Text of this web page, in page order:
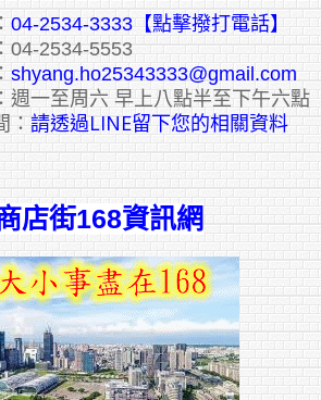
04-2534-3333 【點擊撥打電話】
04-2534-5553
shyang.ho25343333@gmail.com
週一至周六 早上八點半至下午六點
： 請透過LINE留下您的相關資料
店街168資訊網